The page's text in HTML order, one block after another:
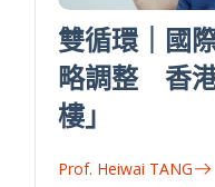
雙循環｜國
略調整 香
樓」
Prof. Heiwai TANG